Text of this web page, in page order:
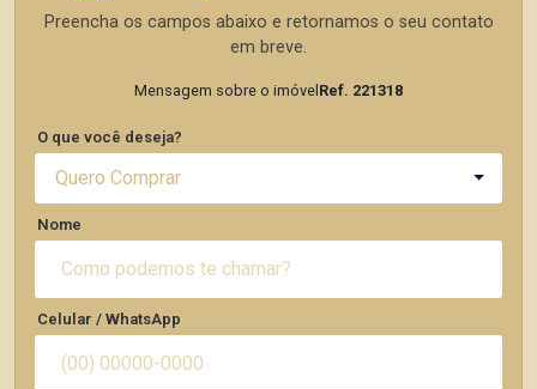
Preencha os campos abaixo e retornamos o seu contato
em breve.
Mensagem sobre o imóvel Ref. 221318
O que você deseja?
Quero Comprar
Nome
Celular / WhatsApp